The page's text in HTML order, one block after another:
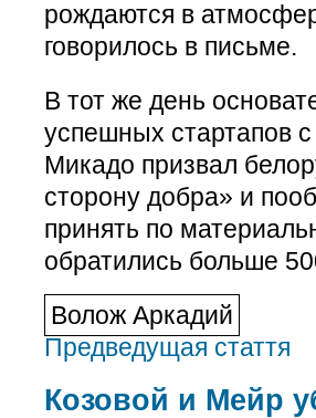
рождаются в
говорилось в письме.
В тот же день
успешных стартапов
Микадо призвал
сторону добра» и
принять по
обратились больше
Волож Аркадий
Предведущая стаття
Козовой и Мейр